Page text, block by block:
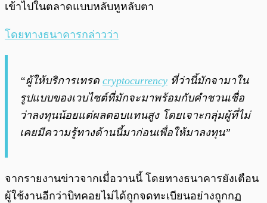
เข้าไปในตลาดแบบหลับหูหลับตา
โดยทางธนาคารกล่าวว่า
“ผู้ให้บริการเทรด cryptocurrency ที่ว่านี้มักจามาใน
รูปแบบของเวบไซต์ที่มักจะมาพร้อมกับคำชวนเชื่อ
ว่าลงทุนน้อยแต่ผลตอบแทนสูง โดยเจาะกลุ่มผู้ที่ไม่
เคยมีความรู้ทางด้านนี้มาก่อนเพื่อให้มาลงทุน”
จากรายงานข่าวจากเมื่อวานนี้ โดยทางธนาคารยังเตือน
ผู้ใช้งานอีกว่าบิทคอยไม่ได้ถูกจดทะเบียนอย่างถูกกฏ